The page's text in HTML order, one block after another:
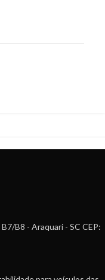
B8 - Araquari - SC CEP: